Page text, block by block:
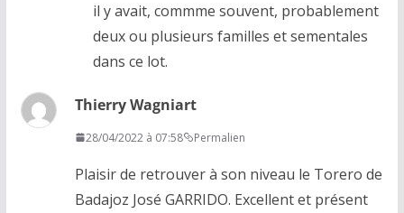
il y avait, commme souvent, probablement
deux ou plusieurs familles et sementales
dans ce lot.
Thierry Wagniart
28/04/2022 à 07:58 Permalien
Plaisir de retrouver à son niveau le Torero de
Badajoz José GARRIDO. Excellent et présent